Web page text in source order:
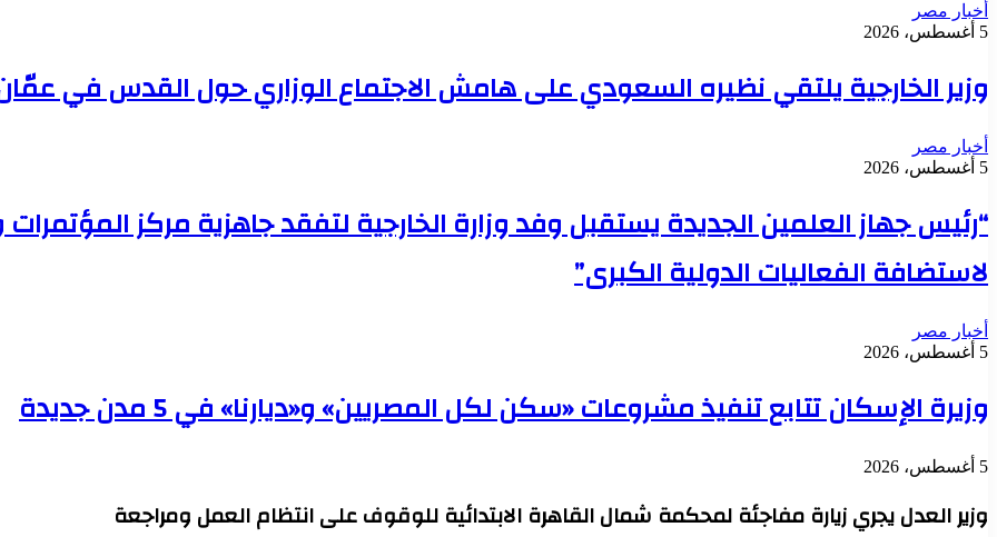
أخبار مصر
5 أغسطس، 2026
وزير الخارجية يلتقي نظيره السعودي على هامش الاجتماع الوزاري حول القدس في
أخبار مصر
5 أغسطس، 2026
“رئيس جهاز العلمين الجديدة يستقبل وفد وزارة الخارجية لتفقد جاهزية مركز
لاستضافة الفعاليات الدولية الكبرى”
أخبار مصر
5 أغسطس، 2026
وزيرة الإسكان تتابع تنفيذ مشروعات «سكن لكل المصريين» و«ديارنا» في 5 مدن جديدة
5 أغسطس، 2026
وزير العدل يجري زيارة مفاجئة لمحكمة شمال القاهرة الابتدائية للوقوف على انتظام العمل ومراجعة